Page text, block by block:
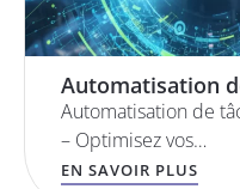
Automatisation
Automatisation de
– Optimisez vos…
EN SAVOIR PLUS